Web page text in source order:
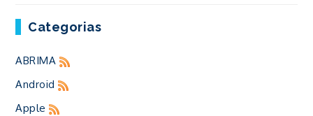
Categorias
ABRIMA
Android
Apple